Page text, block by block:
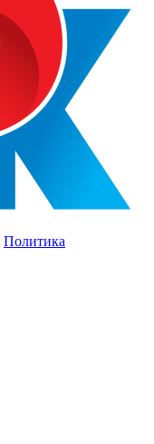
Политика